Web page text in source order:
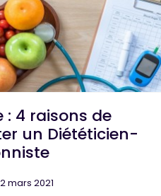
: 4 raisons de
un Diététicien-
mars 2021